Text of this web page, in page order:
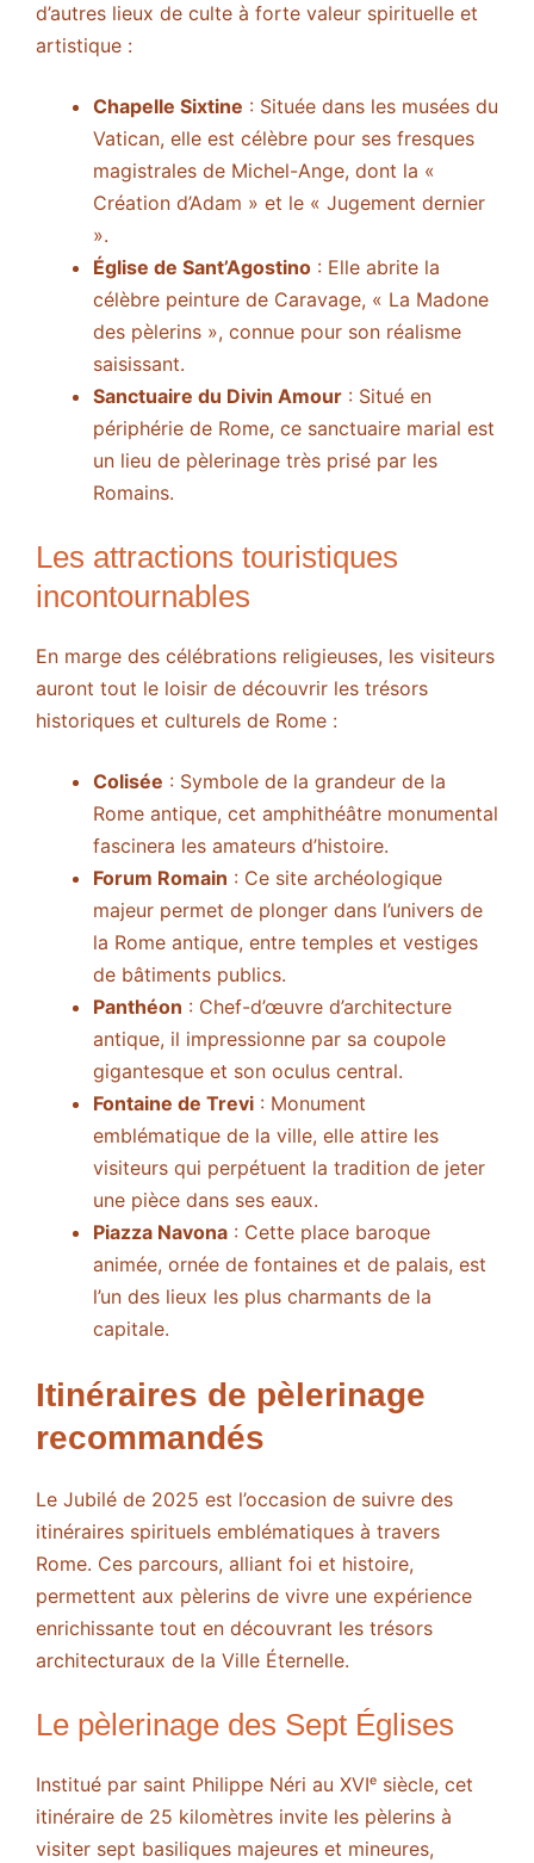
d’autres lieux de culte à forte valeur spirituelle et
artistique :
Chapelle Sixtine : Située dans les musées du
Vatican, elle est célèbre pour ses fresques
magistrales de Michel-Ange, dont la «
Création d’Adam » et le « Jugement dernier
».
Église de Sant’Agostino : Elle abrite la
célèbre peinture de Caravage, « La Madone
des pèlerins », connue pour son réalisme
saisissant.
Sanctuaire du Divin Amour : Situé en
périphérie de Rome, ce sanctuaire marial est
un lieu de pèlerinage très prisé par les
Romains.
Les attractions touristiques
incontournables
En marge des célébrations religieuses, les visiteurs
auront tout le loisir de découvrir les trésors
historiques et culturels de Rome :
Colisée : Symbole de la grandeur de la
Rome antique, cet amphithéâtre monumental
fascinera les amateurs d’histoire.
Forum Romain : Ce site archéologique
majeur permet de plonger dans l’univers de
la Rome antique, entre temples et vestiges
de bâtiments publics.
Panthéon : Chef-d’œuvre d’architecture
antique, il impressionne par sa coupole
gigantesque et son oculus central.
Fontaine de Trevi : Monument
emblématique de la ville, elle attire les
visiteurs qui perpétuent la tradition de jeter
une pièce dans ses eaux.
Piazza Navona : Cette place baroque
animée, ornée de fontaines et de palais, est
l’un des lieux les plus charmants de la
capitale.
Itinéraires de pèlerinage
recommandés
Le Jubilé de 2025 est l’occasion de suivre des
itinéraires spirituels emblématiques à travers
Rome. Ces parcours, alliant foi et histoire,
permettent aux pèlerins de vivre une expérience
enrichissante tout en découvrant les trésors
architecturaux de la Ville Éternelle.
Le pèlerinage des Sept Églises
Institué par saint Philippe Néri au XVIᵉ siècle, cet
itinéraire de 25 kilomètres invite les pèlerins à
visiter sept basiliques majeures et mineures,